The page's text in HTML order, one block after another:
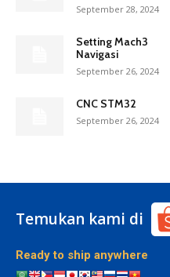
September 28, 2024
Setting Mach3
Navigasi
September 26, 2024
CNC STM32
September 26, 2024
Temukan kami di
Ready to ship anywhere